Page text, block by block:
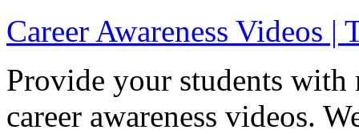
Career Awareness Videos
Provide your students
career awareness videos.